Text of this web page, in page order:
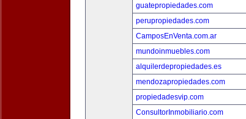
guatepropiedades.com
perupropiedades.com
CamposEnVenta.com.ar
mundoinmuebles.com
alquilerdepropiedades.es
mendozapropiedades.com
propiedadesvip.com
ConsultorInmobiliario.com